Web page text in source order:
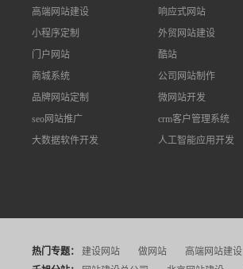
高端网站建设
响应式网站
小程序定制
外贸网站建设
门户网站
酷站
商城系统
公司网站制作
品牌网站定制
微网站开发
seo网站推广
crm客户管理系统
大数据软件开发
人工智能应用开发
热门专题： 建设网站 做网站 高端网站建设